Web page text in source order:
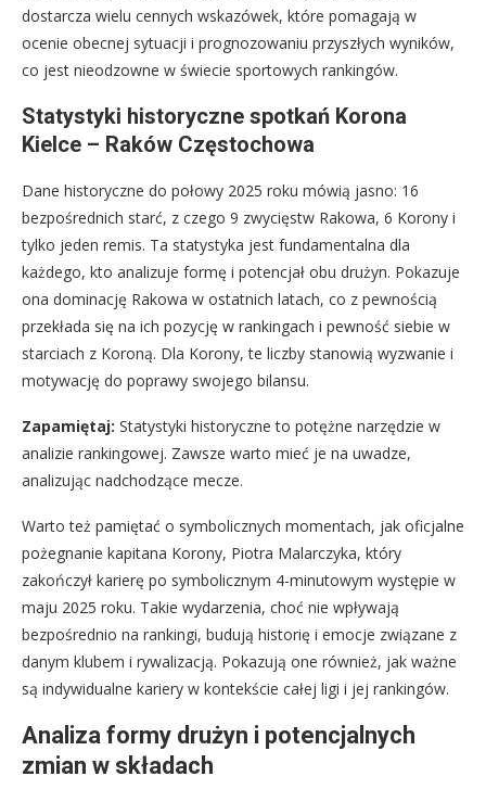
dostarcza wielu cennych wskazówek, które pomagają w
ocenie obecnej sytuacji i prognozowaniu przyszłych wyników,
co jest nieodzowne w świecie sportowych rankingów.
Statystyki historyczne spotkań Korona
Kielce – Raków Częstochowa
Dane historyczne do połowy 2025 roku mówią jasno: 16
bezpośrednich starć, z czego 9 zwycięstw Rakowa, 6 Korony i
tylko jeden remis. Ta statystyka jest fundamentalna dla
każdego, kto analizuje formę i potencjał obu drużyn. Pokazuje
ona dominację Rakowa w ostatnich latach, co z pewnością
przekłada się na ich pozycję w rankingach i pewność siebie w
starciach z Koroną. Dla Korony, te liczby stanowią wyzwanie i
motywację do poprawy swojego bilansu.
Zapamiętaj: Statystyki historyczne to potężne narzędzie w
analizie rankingowej. Zawsze warto mieć je na uwadze,
analizując nadchodzące mecze.
Warto też pamiętać o symbolicznych momentach, jak oficjalne
pożegnanie kapitana Korony, Piotra Malarczyka, który
zakończył karierę po symbolicznym 4-minutowym występie w
maju 2025 roku. Takie wydarzenia, choć nie wpływają
bezpośrednio na rankingi, budują historię i emocje związane z
danym klubem i rywalizacją. Pokazują one również, jak ważne
są indywidualne kariery w kontekście całej ligi i jej rankingów.
Analiza formy drużyn i potencjalnych
zmian w składach